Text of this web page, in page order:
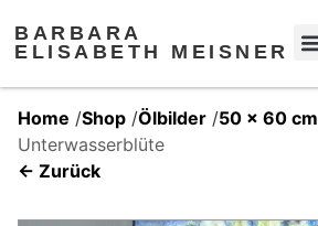
BARBARA
ELISABETH MEISNER
Home /Shop /Ölbilder /50 x 60 cm
Unterwasserblüte
← Zurück